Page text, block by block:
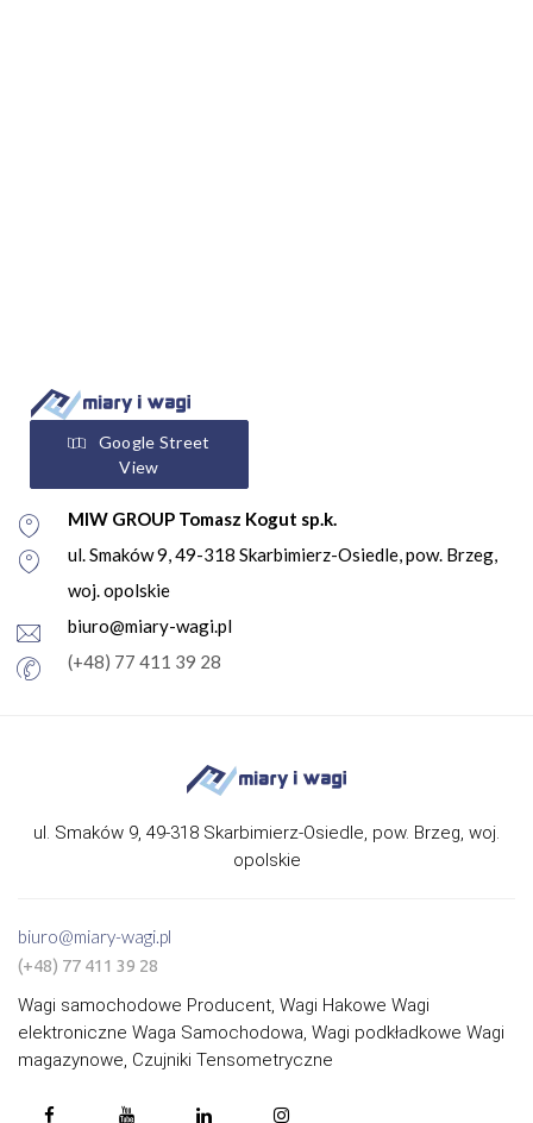
Google Street
View
MIW GROUP Tomasz Kogut sp.k.
ul. Smaków 9, 49-318 Skarbimierz-Osiedle, pow. Brzeg,
woj. opolskie
biuro@miary-wagi.pl
(+48) 77 411 39 28
ul. Smaków 9, 49-318 Skarbimierz-Osiedle, pow. Brzeg, woj.
opolskie
biuro@miary-wagi.pl
(+48) 77 411 39 28
Wagi samochodowe Producent, Wagi Hakowe Wagi
elektroniczne Waga Samochodowa, Wagi podkładkowe Wagi
magazynowe, Czujniki Tensometryczne